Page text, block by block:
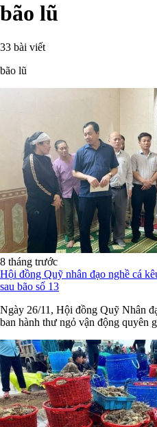
bão lũ
33 bài viết
bão lũ
8 tháng trước
Hội đồng Quỹ nhân đạo nghề cá
sau bão số 13
Ngày 26/11, Hội đồng Quỹ Nhân
ban hành thư ngỏ vận động quyên